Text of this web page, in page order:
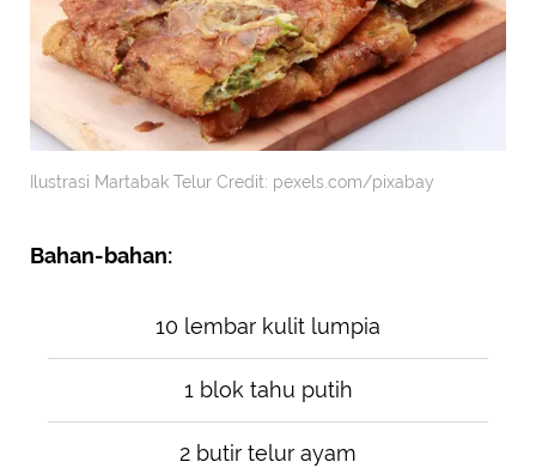
Ilustrasi Martabak Telur Credit: pexels.com/pixabay
Bahan-bahan:
10 lembar kulit lumpia
1 blok tahu putih
2 butir telur ayam